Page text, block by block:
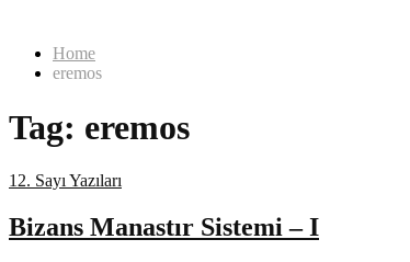
Home
eremos
Tag: eremos
12. Sayı Yazıları
Bizans Manastır Sistemi – I